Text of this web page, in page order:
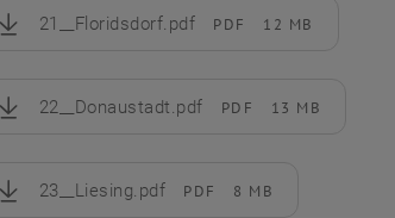
21__Floridsdorf.pdf PDF 12 MB
, herunterladen
22__Donaustadt.pdf PDF 13 MB
, herunterladen
23__Liesing.pdf PDF 8 MB
, herunterladen